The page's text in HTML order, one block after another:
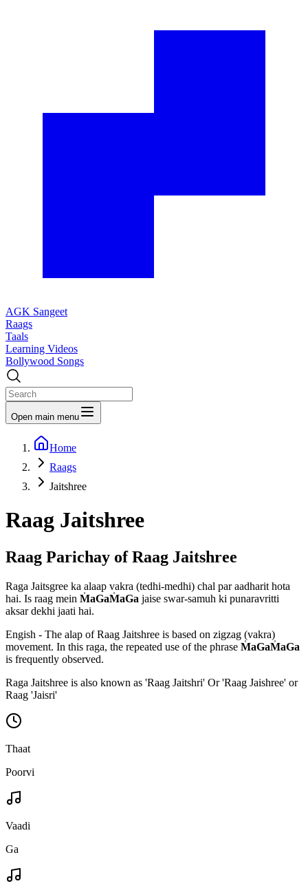
AGK Sangeet
Raags
Taals
Learning Videos
Bollywood Songs
Open main menu
Home
Raags
Jaitshree
Raag Jaitshree
Raag Parichay of Raag Jaitshree
Raga Jaitsgree ka alaap vakra (tedhi-medhi) chal par aadharit hota
hai. Is raag mein MaGaMaGa jaise swar-samuh ki punaravritti
aksar dekhi jaati hai.
Engish - The alap of Raag Jaitshree is based on zigzag (vakra)
movement. In this raga, the repeated use of the phrase MaGaMaGa
is frequently observed.
Raga Jaitshree is also known as 'Raag Jaitshri' Or 'Raag Jaishree' or
Raag 'Jaisri'
Thaat
Poorvi
Vaadi
Ga